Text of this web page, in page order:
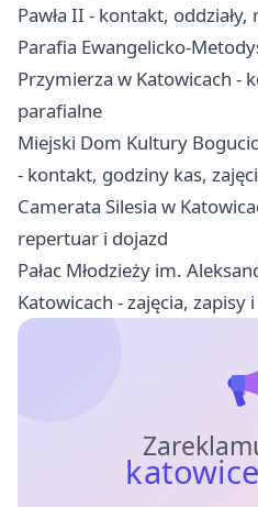
Pawła II - kontakt, oddziały,
Parafia Ewangelicko-
Przymierza w Katowicach -
parafialne
Miejski Dom Kultury
- kontakt, godziny kas,
Camerata Silesia w
repertuar i dojazd
Pałac Młodzieży im.
Katowicach - zajęcia, zapisy